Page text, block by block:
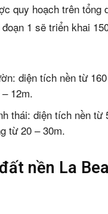
quy hoạch trên tổng
1 sẽ triển khai
diện tích nền từ
12m.
thái: diện tích nền từ
từ 20 – 30m.
nền La